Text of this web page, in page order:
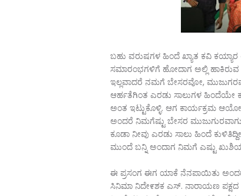
ಬಹು ವರುಷಗಳ ಹಿಂದೆ ಖ್ಯಾತ ಕವಿ ಕಯ್ಯಾರ
ಸಮಾರಂಭಗಳಿಗೆ ಹೇೂದಾಗ ಅಲ್ಲಿ ಹಾಕಿರುವ
ಇಲ್ಲವಾದರೆ ನಮಗೆ ಬೇಸರವೋ,
ಆರ್ಹತೆಗಿಂತ ಎರಡು ಸಾಲುಗಳ ಹಿಂದೆಯೇ
ಅಂತ ಇಟ್ಟುಕೊಳ್ಳಿ. ಆಗ ಕಾರ್ಯಕ್ರಮ
ಅಂದರೆ ನಿಮಗೆಷ್ಟು ಬೇಸರ
ಕೂಡಾ ನೀವು ಎರಡು ಸಾಲು ಹಿಂದೆ
ಮುಂದೆ ಬನ್ನಿ ಅಂದಾಗ ನಿಮಗೆ ಎಷ್ಟು
ಈ ಪ್ರಸಂಗ ಈಗ ಯಾಕೆ ನೆನಪಾಯಿತು ಅಂದರೆ..
ಸಿನಿಮಾ ನಿದೇ೯ಶಕ ಎಸ್. ನಾರಾಯಣ ಪಕ್ಷದ